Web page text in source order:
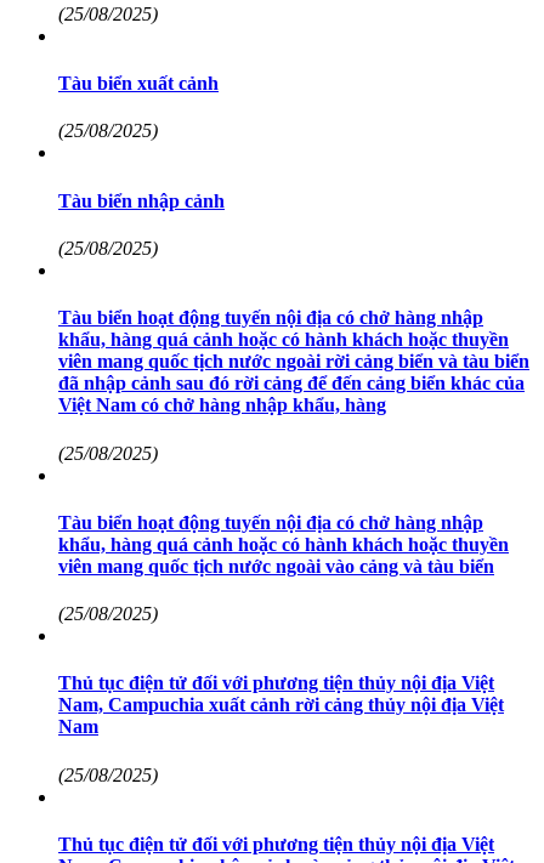
(25/08/2025)
Tàu biển xuất cảnh
(25/08/2025)
Tàu biển nhập cảnh
(25/08/2025)
Tàu biển hoạt động tuyến nội địa có chở hàng nhập
khẩu, hàng quá cảnh hoặc có hành khách hoặc thuyền
viên mang quốc tịch nước ngoài rời cảng biển và tàu biển
đã nhập cảnh sau đó rời cảng để đến cảng biển khác của
Việt Nam có chở hàng nhập khẩu, hàng
(25/08/2025)
Tàu biển hoạt động tuyến nội địa có chở hàng nhập
khẩu, hàng quá cảnh hoặc có hành khách hoặc thuyền
viên mang quốc tịch nước ngoài vào cảng và tàu biển
(25/08/2025)
Thủ tục điện tử đối với phương tiện thủy nội địa Việt
Nam, Campuchia xuất cảnh rời cảng thủy nội địa Việt
Nam
(25/08/2025)
Thủ tục điện tử đối với phương tiện thủy nội địa Việt